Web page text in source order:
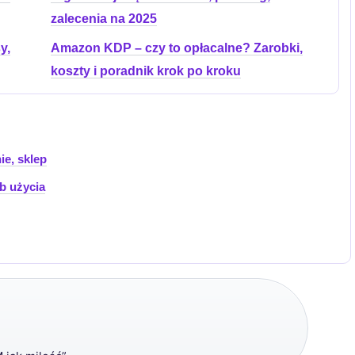
zalecenia na 2025
Amazon KDP – czy to opłacalne? Zarobki,
koszty i poradnik krok po kroku
sklep
użycia